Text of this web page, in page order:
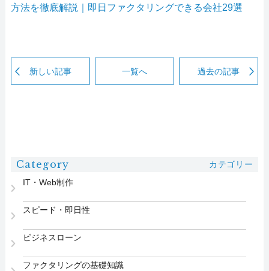
方法を徹底解説｜即日ファクタリングできる会社29選
新しい記事 一覧へ 過去の記事
Category
カテゴリー
IT・Web制作
スピード・即日性
ビジネスローン
ファクタリングの基礎知識